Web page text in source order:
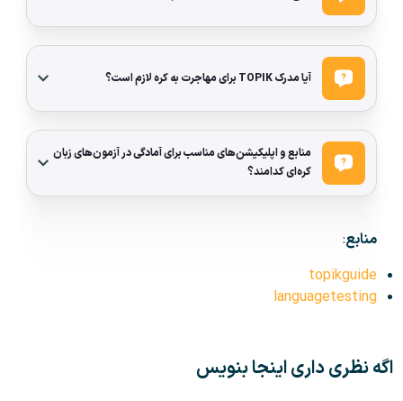
آیا مدرک TOPIK برای مهاجرت به کره لازم است؟
منابع و اپلیکیشن‌های مناسب برای آمادگی در آزمون‌های زبان
کره‌ای کدامند؟
منابع:
topikguide
languagetesting
اگه نظری داری اینجا بنویس